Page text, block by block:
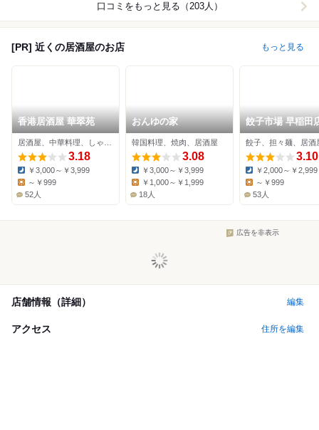
口コミをもっと見る（203人）
[PR] 近くの居酒屋のお店 もっと見る
香港居酒屋 華翠苑
3.18
Dinner:
￥3,000～￥3,999
Lunch:
～￥999
52人
おんゆの家
韓国料理、焼肉、居酒屋
3.08
Dinner:
￥3,000～￥3,999
Lunch:
￥1,000～￥1,999
18人
餃子市場 早稲田
餃子、担々麺、居酒
3.10
Dinner:
￥2,000～￥2,999
Lunch:
～￥999
53人
広告を非表示
店舗情報（詳細） 編集
アクセス 住所を編集